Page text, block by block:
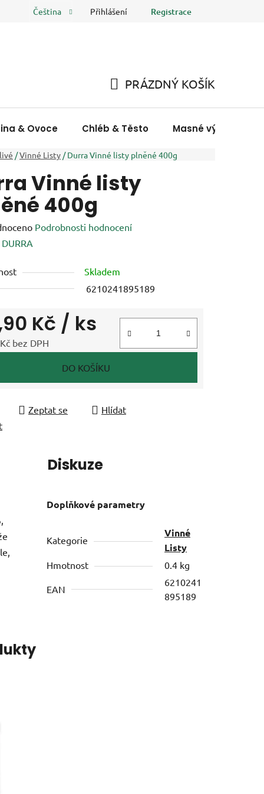
osobních údajů FAQ Hodnocení obchodu
Čeština Přihlášení Registrace
KOŠÍK
PRÁZDNÝ KOŠÍK
& Ovoce Chléb & Těsto Masné výrobky &
/Vinné Listy / Durra Vinné listy plněné 400g
Vinné listy
400g
Podrobnosti hodnocení
DURRA
Skladem
6210241895189
Kč / ks
bez DPH
DO KOŠÍKU
Zeptat se
Hlídat
Diskuze
Doplňkové parametry
Kategorie
Vinné
Listy
Hmotnost 0.4 kg
EAN
6210241
895189